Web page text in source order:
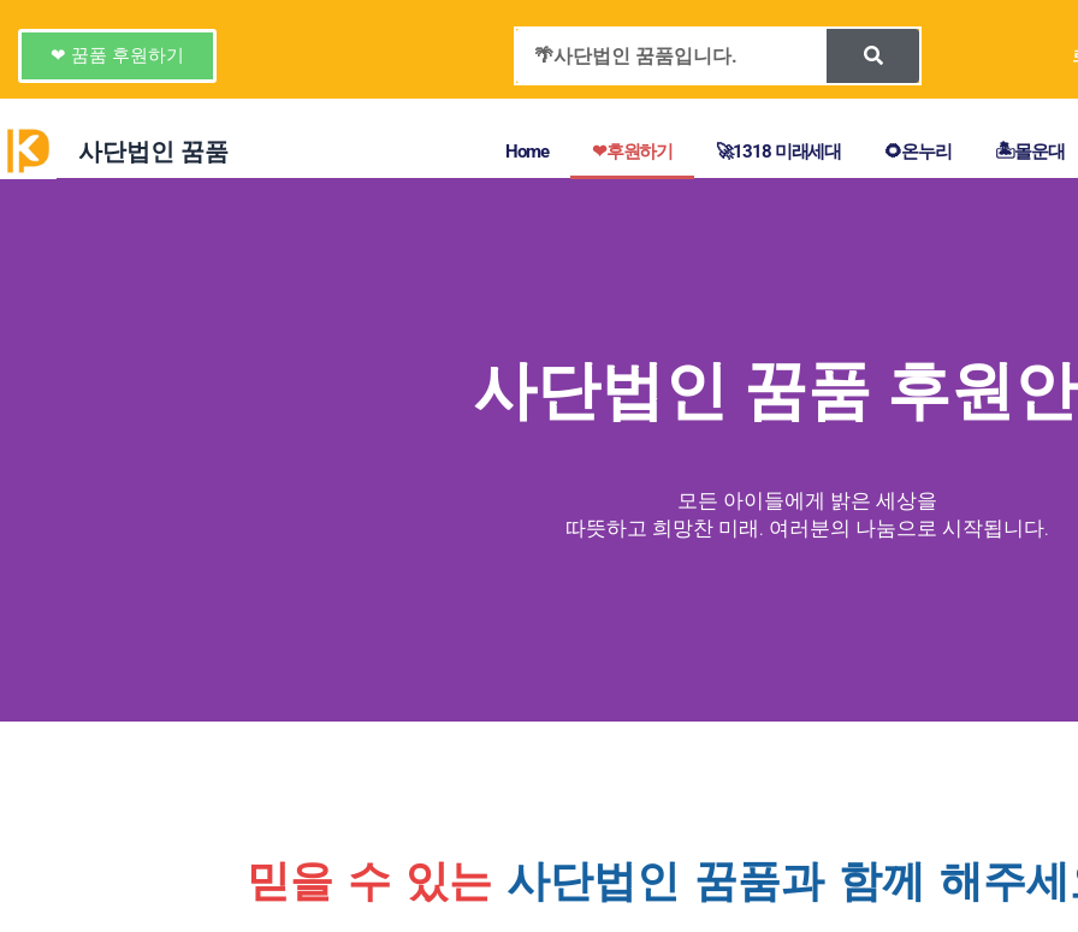
너
❤ 꿈품 후원하기
Search
사단법인 꿈품 Home ❤후원하기 🚀1318 미래세대 🌻온누리 🏝몰운대
사단법인 꿈품 후원
모든 아이들에게 밝은 세상을
따뜻하고 희망찬 미래. 여러분의 나눔으로 시작됩니다.
믿을 수 있는 사단법인 꿈품과 함께 해주